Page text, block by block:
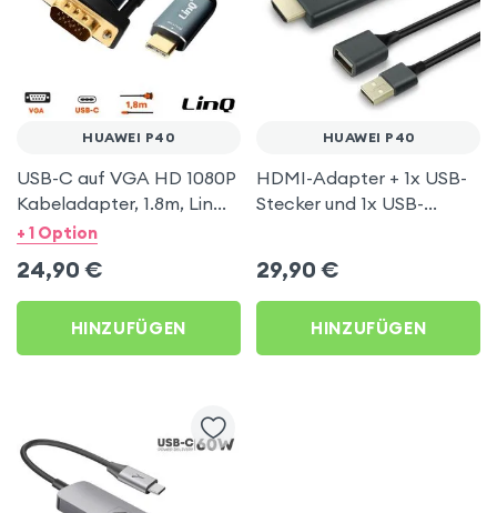
HUAWEI P40
USB-C auf VGA HD 1080P
Kabeladapter, 1.8m, LinQ
– Dunkelgrau für Huawei
+ 1 Option
24,90 €
HINZUFÜGEN
HUAWEI P40
HDMI-Adapter + 1x USB-
Stecker und 1x USB-
29,90 €
HINZUFÜGEN